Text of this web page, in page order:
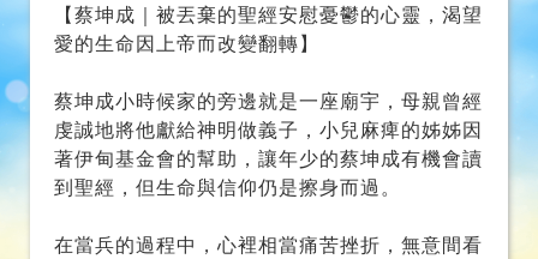
蔡坤成小時候家的旁邊就是一座廟宇，母親曾經
虔誠地將他獻給神明做義子，小兒麻痺的姊姊因
到聖經，但生命與信仰仍是擦身而過。
在當兵的過程中，心裡相當痛苦挫折，無意間看
到垃圾桶裡的一本聖經，他撿起並翻開聖經，當
做的他們不知道」時，上帝的話猶如暖流進入正